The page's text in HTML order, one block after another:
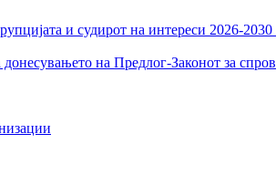
и судирот на интереси 2026-
на Предлог-Законот за